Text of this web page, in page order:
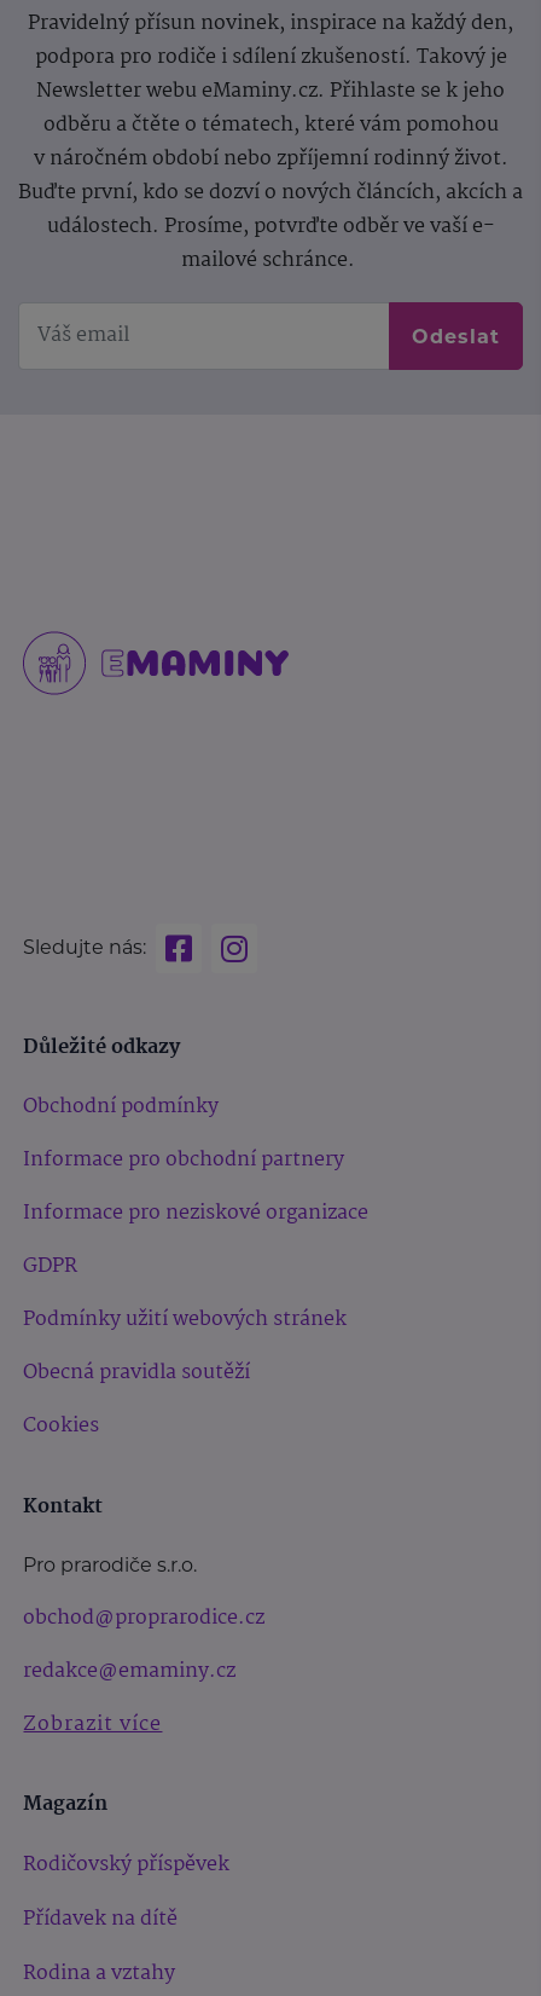
Pravidelný přísun novinek, inspirace na každý den,
podpora pro rodiče i sdílení zkušeností. Takový je
Newsletter webu eMaminy.cz. Přihlaste se k jeho
odběru a čtěte o tématech, které vám pomohou
v náročném období nebo zpříjemní rodinný život.
Buďte první, kdo se dozví o nových článcích, akcích a
událostech. Prosíme, potvrďte odběr ve vaší e-
mailové schránce.
Odeslat
Sledujte nás:
Důležité odkazy
Obchodní podmínky
Informace pro obchodní partnery
Informace pro neziskové organizace
GDPR
Podmínky užití webových stránek
Obecná pravidla soutěží
Cookies
Kontakt
Pro prarodiče s.r.o.
obchod@proprarodice.cz
redakce@emaminy.cz
Zobrazit více
Magazín
Rodičovský příspěvek
Přídavek na dítě
Rodina a vztahy